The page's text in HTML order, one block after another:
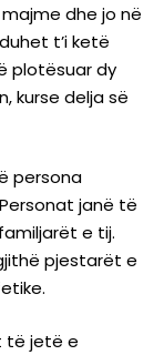
dhe jo në
t’i ketë
plotësuar dy
kurse delja së
persona
janë të
e tij.
pjestarët e
të jetë e